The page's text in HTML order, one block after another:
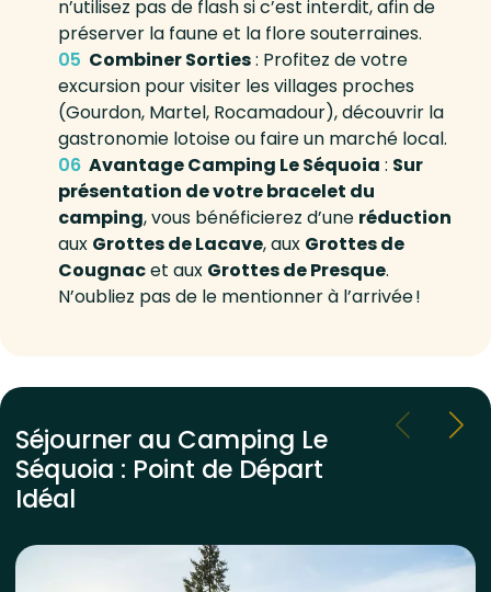
n’utilisez pas de flash si c’est interdit, afin de
préserver la faune et la flore souterraines.
Combiner Sorties: Profitez de votre
excursion pour visiter les villages proches
(Gourdon, Martel, Rocamadour), découvrir la
gastronomie lotoise ou faire un marché local.
Avantage Camping Le Séquoia : Sur
présentation de votre bracelet du
camping, vous bénéficierez d’une réduction
aux Grottes de Lacave, aux Grottes de
Cougnacet aux Grottes de Presque.
N’oubliez pas de le mentionner à l’arrivée !
Séjourner au Camping Le
Séquoia : Point de Départ
Idéal